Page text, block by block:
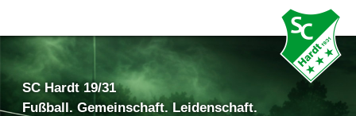
SC Hardt 19/31
Fußball. Gemeinschaft. Leidenschaft.